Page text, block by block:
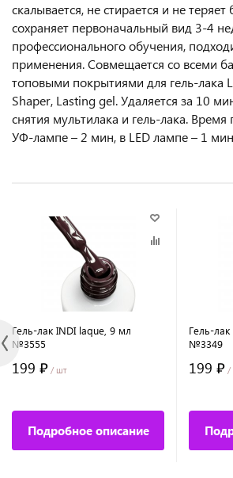
скалывается, не стирается и не
сохраняет первоначальный вид 3-4
профессионального обучения,
применения. Совмещается со всеми
топовыми покрытиями для гель-лака
Shaper, Lasting gel. Удаляется за 10
снятия мультилака и гель-лака.
УФ-лампе – 2 мин, в LED лампе – 1
Гель-лак INDI laque, 9 мл
№3555
199 ₽ / шт
Подробное описание
Гель-
№3349
199 ₽ /